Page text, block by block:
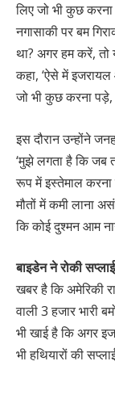
लिए जो भी कुछ करना
नगासाकी पर बम
था? अगर हम करें, तो
कहा, ‘ऐसे में
जो भी कुछ करना
इस दौरान उन्होंने
‘मुझे लगता है कि जब
रूप में इस्तेमाल करना
मौतों में कमी लाना
कि कोई दुश्मन आम
बाइडेन ने रोकी सप्लाई
खबर है कि अमेरिकी
वाली 3 हजार भारी
भी खाई है कि अगर
भी हथियारों की